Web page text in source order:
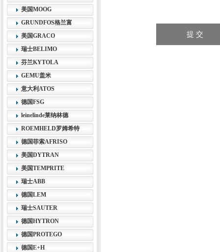
美国MOOG
GRUNDFOS格兰富
美国GRACO
瑞士BELIMO
芬兰KYTOLA
GEMU盖米
意大利ATOS
德国FSG
leinelinde莱纳林德
ROEMHELD罗姆希特
德国菲索AFRISO
美国DYTRAN
美国TEMPRITE
瑞士ABB
德国LEM
瑞士SAUTER
德国HYTRON
德国PROTEGO
德国E+H